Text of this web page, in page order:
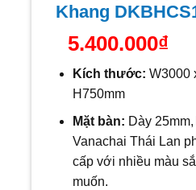
Khang
5.400.000₫
Kích thước: W3000
H750mm
Mặt bàn: Dày
Vanachai Thái Lan
cấp với nhiều màu
muốn.